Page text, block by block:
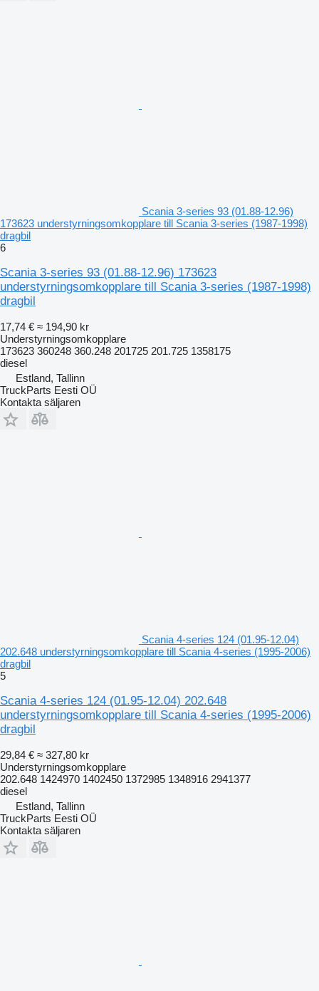
Scania 3-series 93 (01.88-12.96)
173623 understyrningsomkopplare till Scania 3-series (1987-1998)
dragbil
6
Scania 3-series 93 (01.88-12.96) 173623
understyrningsomkopplare till Scania 3-series (1987-1998)
dragbil
17,74 € ≈ 194,90 kr
Understyrningsomkopplare
173623 360248 360.248 201725 201.725 1358175
diesel
Estland, Tallinn
TruckParts Eesti OÜ
Kontakta säljaren
Scania 4-series 124 (01.95-12.04)
202.648 understyrningsomkopplare till Scania 4-series (1995-2006)
dragbil
5
Scania 4-series 124 (01.95-12.04) 202.648
understyrningsomkopplare till Scania 4-series (1995-2006)
dragbil
29,84 € ≈ 327,80 kr
Understyrningsomkopplare
202.648 1424970 1402450 1372985 1348916 2941377
diesel
Estland, Tallinn
TruckParts Eesti OÜ
Kontakta säljaren